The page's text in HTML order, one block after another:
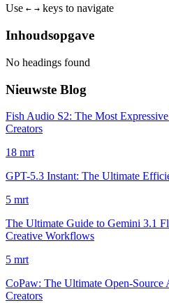
Use ← → keys to navigate
Inhoudsopgave
No headings found
Nieuwste Blog
Fish Audio S2: The Most
Creators
18 mrt
GPT-5.3 Instant: The Ultimate
5 mrt
The Ultimate Guide to Gemini 3.1
Creative Workflows
5 mrt
CoPaw: The Ultimate Open-Source
Creators